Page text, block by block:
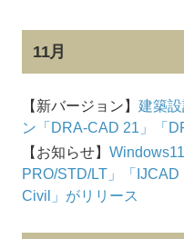
11月
【新バージョン】 建築
ン「DRA-CAD 21」「
【お知らせ】
PRO/STD/LT」「
Civil」がリリース